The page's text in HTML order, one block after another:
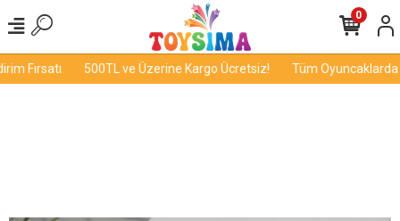
Fırsatı 500TL ve Üzerine Kargo Ücretsiz! Tüm Oyuncaklarda
0